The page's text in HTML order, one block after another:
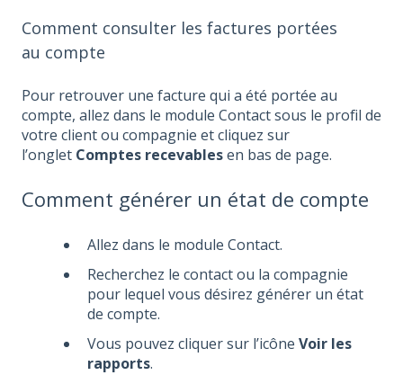
Comment consulter les factures portées
au compte
Pour retrouver une facture qui a été portée au
compte, allez dans le module Contact sous le profil de
votre client ou compagnie et cliquez sur
l’onglet Comptes recevablesen bas de page.
Comment générer un état de compte
Allez dans le module Contact.
Recherchez le contact ou la compagnie
pour lequel vous désirez générer un état
de compte.
Vous pouvez cliquer sur l’icône Voir les
rapports.